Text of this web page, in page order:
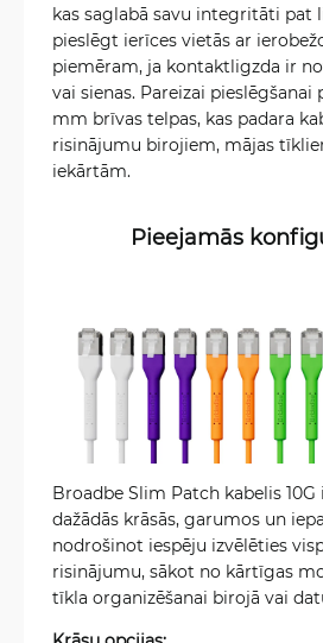
kas saglabā savu integritāti pat
pieslēgt ierīces vietās ar
piemēram, ja kontaktligzda ir
vai sienas. Pareizai
mm brīvas telpas, kas padara
risinājumu birojiem, mājas
iekārtām.
Pieejamās
Broadbe Slim Patch kabelis
dažādās krāsās, garumos un
nodrošinot iespēju izvēlēties
risinājumu, sākot no kārtīgas
tīkla organizēšanai birojā vai